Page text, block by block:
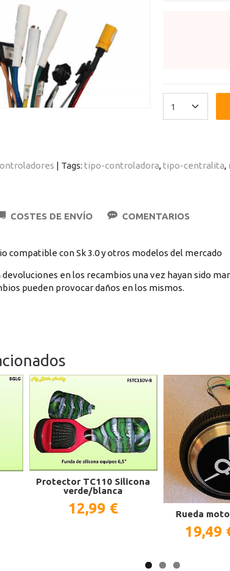
| Tags: tipo-controladora tipo-centralita
COSTES DE ENVÍO COMENTARIOS
compatible con Sk 3.0 y otros modelos del mercado
en los recambios una vez hayan sido
pueden provocar daños en los mismos.
Protector TC110 Silicona
verde/blanca
12,99 € Rueda
19,49